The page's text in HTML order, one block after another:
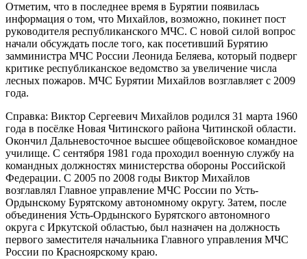
Отметим, что в последнее время в Бурятии появилась
информация о том, что Михайлов, возможно, покинет пост
руководителя республиканского МЧС. С новой силой вопрос
начали обсуждать после того, как посетивший Бурятию
замминистра МЧС России Леонида Беляева, который подверг
критике республиканское ведомство за увеличение числа
лесных пожаров. МЧС Бурятии Михайлов возглавляет с 2009
года.
Справка: Виктор Сергеевич Михайлов родился 31 марта 1960
года в посёлке Новая Читинского района Читинской области.
Окончил Дальневосточное высшее общевойсковое командное
училище. С сентября 1981 года проходил военную службу на
командных должностях министерства обороны Российской
Федерации. С 2005 по 2008 годы Виктор Михайлов
возглавлял Главное управление МЧС России по Усть-
Ордынскому Бурятскому автономному округу. Затем, после
объединения Усть-Ордынского Бурятского автономного
округа с Иркутской областью, был назначен на должность
первого заместителя начальника Главного управления МЧС
России по Красноярскому краю.